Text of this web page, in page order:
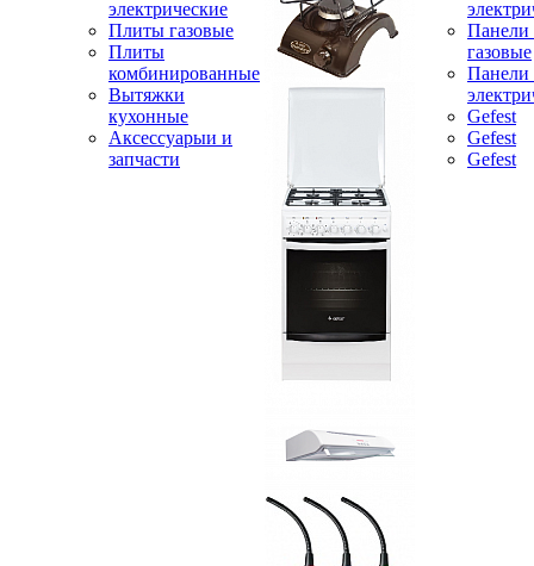
электрические
Плиты газовые
Плиты
комбинированные
Вытяжки
кухонные
Аксессуарыи и
запчасти
Панели
газовые
Панели
Gefest
Gefest
Gefest